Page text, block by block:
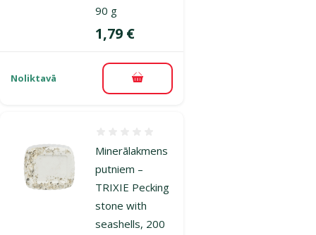
90 g
Cena
1,79 €
Noliktavā Pievienot grozam
Minerālakmens
putniem –
TRIXIE Pecking
stone with
seashells, 200